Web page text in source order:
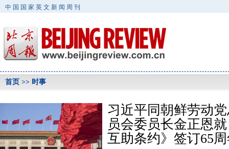
中国国家英文新闻周刊
首页 >> 时事
习近平同朝鲜劳动
员会委员长金正恩
互助条约》签订65